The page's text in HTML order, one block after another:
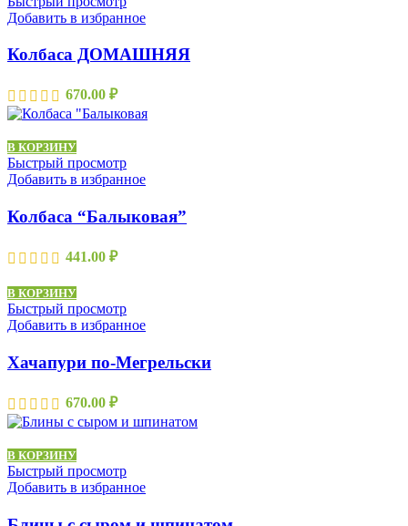
Добавить в избранное
Колбаса ДОМАШНЯЯ
670.00 ₽
В КОРЗИНУ
Быстрый просмотр
Добавить в избранное
Колбаса “Балыковая”
441.00 ₽
В КОРЗИНУ
Быстрый просмотр
Добавить в избранное
Хачапури по-Мегрельски
670.00 ₽
В КОРЗИНУ
Быстрый просмотр
Добавить в избранное